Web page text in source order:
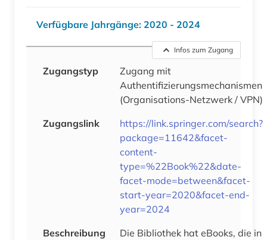
Verfügbare Jahrgänge: 2020 - 2024
Infos zum Zugang
Zugangstyp
Zugang mit
Authentifizierungsmechanismen
(Organisations-Netzwerk / VPN)
Zugangslink
https://link.springer.com/search?
package=11642&facet-
content-
type=%22Book%22&date-
facet-mode=between&facet-
start-year=2020&facet-end-
year=2024
Beschreibung
Die Bibliothek hat eBooks, die in